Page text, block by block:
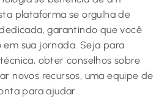
plataforma se orgulha de
garantindo que você
em sua jornada. Seja para
obter conselhos sobre
novos recursos, uma equipe de
para ajudar.